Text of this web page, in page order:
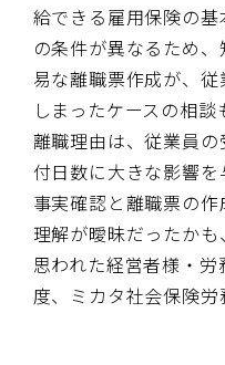
給できる雇用保険の基
の条件が異なるため
易な離職票作成が、
しまったケースの相談
離職理由は、従業員
付日数に大きな影響
事実確認と離職票の作
理解が曖昧だったか
思われた経営者様・
度、ミカタ社会保険労